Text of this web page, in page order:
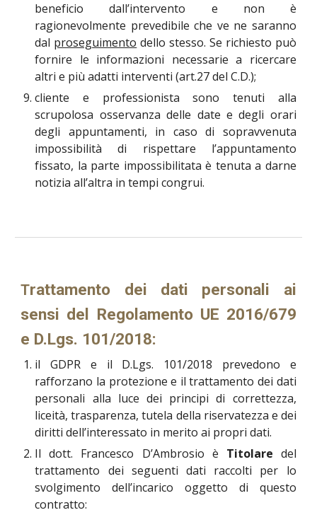
beneficio dall’intervento e non è
ragionevolmente prevedibile che ve ne saranno
dal proseguimento dello stesso. Se richiesto può
fornire le informazioni necessarie a ricercare
altri e più adatti interventi (art.27 del C.D.);
cliente e professionista sono tenuti alla
scrupolosa osservanza delle date e degli orari
degli appuntamenti, in caso di sopravvenuta
impossibilità di rispettare l’appuntamento
fissato, la parte impossibilitata è tenuta a darne
notizia all’altra in tempi congrui.
Trattamento dei dati personali ai
sensi del Regolamento UE 2016/679
e D.Lgs. 101/2018:
il GDPR e il D.Lgs. 101/2018 prevedono e
rafforzano la protezione e il trattamento dei dati
personali alla luce dei principi di correttezza,
liceità, trasparenza, tutela della riservatezza e dei
diritti dell’interessato in merito ai propri dati.
Il dott. Francesco D’Ambrosio è Titolare del
trattamento dei seguenti dati raccolti per lo
svolgimento dell’incarico oggetto di questo
contratto: